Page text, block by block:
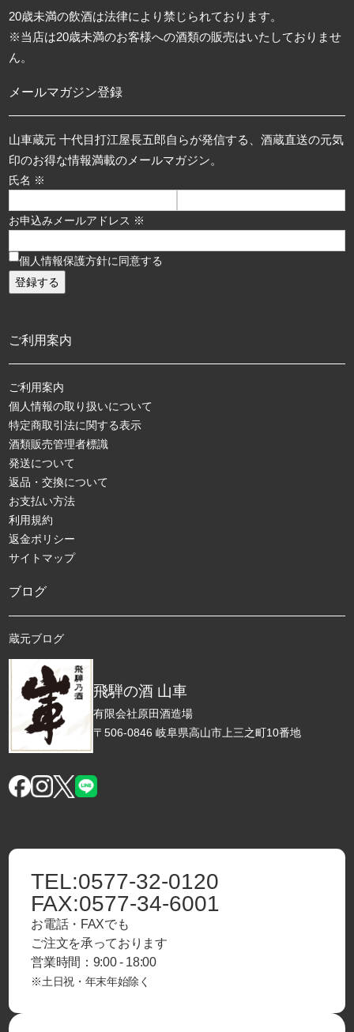
飛騨の酒 山車
有限会社原田酒造場
〒506-0846 岐阜県高山市上三之町10番地
20歳未満の飲酒は法律により禁じられております。
※当店は20歳未満のお客様への酒類の販売はいたしておりませ
ん。
メールマガジン登録
山車蔵元 十代目打江屋長五郎自らが発信する、酒蔵直送の元気
印のお得な情報満載のメールマガジン。
氏名 ※
お申込みメールアドレス ※
個人情報保護方針に同意する
ご利用案内
ご利用案内
個人情報の取り扱いについて
特定商取引法に関する表示
酒類販売管理者標識
発送について
返品・交換について
お支払い方法
利用規約
返金ポリシー
サイトマップ
ブログ
蔵元ブログ
TEL:0577-32-0120
FAX:0577-34-6001
お電話・FAXでも
ご注文を承っております
営業時間：9:00 - 18:00
※土日祝・年末年始除く